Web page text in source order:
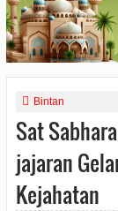
Bintan
Sat
jajaran
Kejahatan